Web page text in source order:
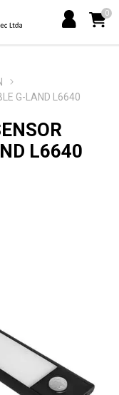
0
G-LAND L6640
L6640